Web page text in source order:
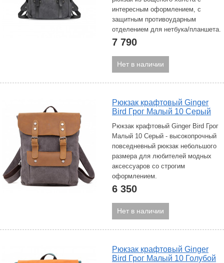
интересным оформлением, с
защитным противоударным
отделением для нетбука/планшета.
7 790
Нет в наличии
Рюкзак крафтовый Ginger
Bird Грог Малый 10 Серый
Рюкзак крафтовый Ginger Bird Грог
Малый 10 Серый - высокопрочный
повседневный рюкзак небольшого
размера для любителей модных
аксессуаров со строгим
оформлением.
6 350
Нет в наличии
Рюкзак крафтовый Ginger
Bird Грог Малый 10 Голубой